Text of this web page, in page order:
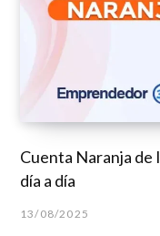
Cuenta Naranja de
día a día
13/08/2025